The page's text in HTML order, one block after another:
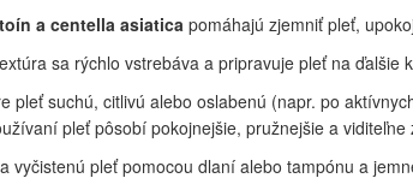
a centella asiatica pomáhajú zjemniť pleť,
sa rýchlo vstrebáva a pripravuje pleť na ďalšie
pleť suchú, citlivú alebo oslabenú (napr. po
pleť pôsobí pokojnejšie, pružnejšie a viditeľne
vyčistenú pleť pomocou dlaní alebo tampónu a